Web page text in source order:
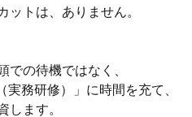
ットは、ありません。
での待機ではなく、
務研修）」に時間を充て、
します。